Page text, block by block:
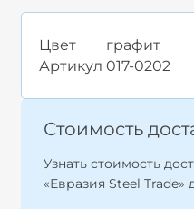
Цвет
графит
Артикул 017-0202
Стоимость
Узнать стоимость
«Евразия Steel